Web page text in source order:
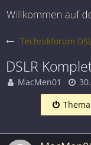
Technikforum
DSLR
MacMen01